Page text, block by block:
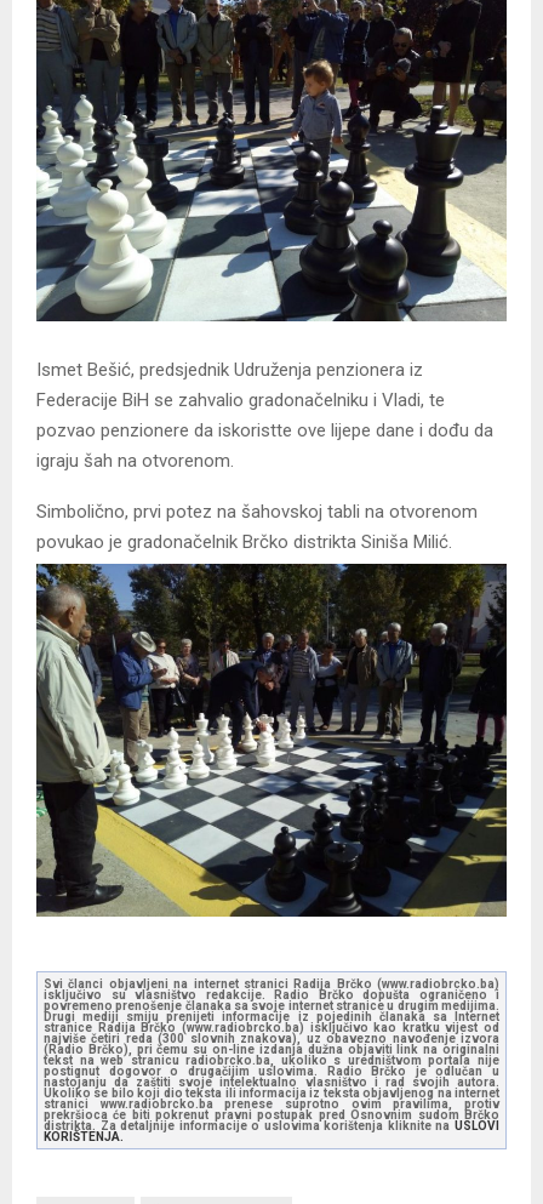
Ismet Bešić, predsjednik Udruženja penzionera iz
Federacije BiH se zahvalio gradonačelniku i Vladi, te
pozvao penzionere da iskoristte ove lijepe dane i dođu da
igraju šah na otvorenom.
Simbolično, prvi potez na šahovskoj tabli na otvorenom
povukao je gradonačelnik Brčko distrikta Siniša Milić.
Svi članci objavljeni na internet stranici Radija Brčko (www.radiobrcko.ba)
isključivo su vlasništvo redakcije. Radio Brčko dopušta ograničeno i
povremeno prenošenje članaka sa svoje internet stranice u drugim medijima.
Drugi mediji smiju prenijeti informacije iz pojedinih članaka sa Internet
stranice Radija Brčko (www.radiobrcko.ba) isključivo kao kratku vijest od
najviše četiri reda (300 slovnih znakova), uz obavezno navođenje izvora
(Radio Brčko), pri čemu su on-line izdanja dužna objaviti link na originalni
tekst na web stranicu radiobrcko.ba, ukoliko s uredništvom portala nije
postignut dogovor o drugačijim uslovima. Radio Brčko je odlučan u
nastojanju da zaštiti svoje intelektualno vlasništvo i rad svojih autora.
Ukoliko se bilo koji dio teksta ili informacija iz teksta objavljenog na internet
stranici www.radiobrcko.ba prenese suprotno ovim pravilima, protiv
prekršioca će biti pokrenut pravni postupak pred Osnovnim sudom Brčko
distrikta. Za detaljnije informacije o uslovima korištenja kliknite na USLOVI
KORIŠTENJA.